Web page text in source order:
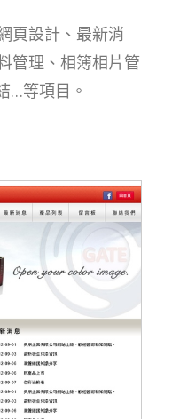
頁設計、最新消
管理、相簿相片管
…等項目。